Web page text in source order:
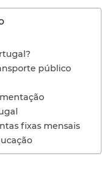
público
fixas mensais